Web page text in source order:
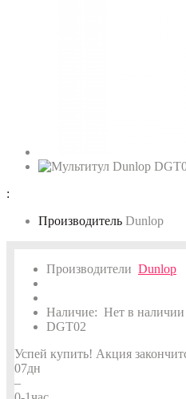
:
Производитель Dunlop
Производители Dunlop
Наличие: Нет в наличии
DGT02
Успей купить! Акция
07дн
–